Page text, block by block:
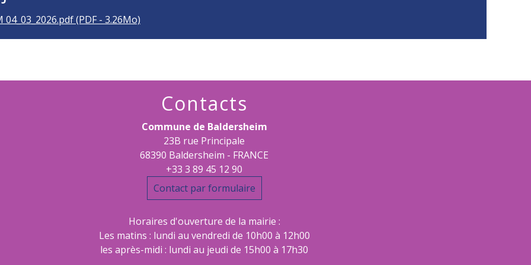
04_03_2026.pdf (PDF - 3.26Mo)
Contacts
Commune de Baldersheim
23B rue Principale
68390 Baldersheim - FRANCE
+33 3 89 45 12 90
Contact par formulaire
Horaires d'ouverture de la mairie :
Les matins : lundi au vendredi de 10h00 à 12h00
les après-midi : lundi au jeudi de 15h00 à 17h30